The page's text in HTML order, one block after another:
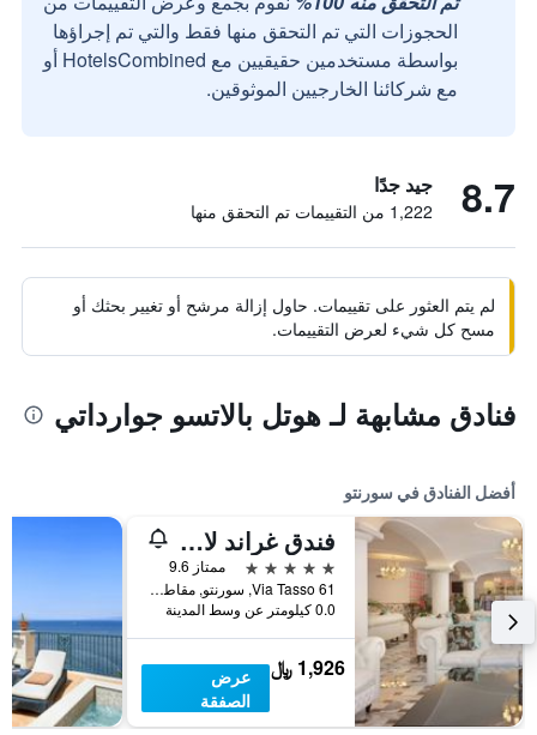
الحجوزات التي تم التحقق منها فقط والتي تم إجراؤها
بواسطة مستخدمين حقيقيين مع HotelsCombined أو
مع شركائنا الخارجيين الموثوقين.
8.7 جيد جدًا
1,222 من التقييمات تم التحقق منها
لم يتم العثور على تقييمات. حاول إزالة مرشح أو تغيير بحثك أو
مسح كل شيء لعرض التقييمات.
فنادق مشابهة لـ هوتل بالاتسو جوارداتي
أفضل الفنادق في سورنتو
فندق غراند لا فافوريتا
5 نجوم
ممتاز 9.6
Via Tasso 61, سورنتو, مقاطعة نابولي, إيطاليا
0.0 كيلومتر عن وسط المدينة
1,926 ﷼
عرض
الصفقة